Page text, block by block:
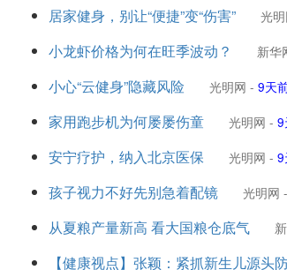
居家健身，别让“便捷”变“伤害” 光
小龙虾价格为何在旺季波动？ 新华
小心“云健身”隐藏风险 光明网 - 9天
家用跑步机为何屡屡伤童 光明网 -
安宁疗护，纳入北京医保 光明网 -
孩子视力不好先别急着配镜 光明网 -
从夏粮产量新高 看大国粮仓底气
【健康视点】张颖：紧抓新生儿源头